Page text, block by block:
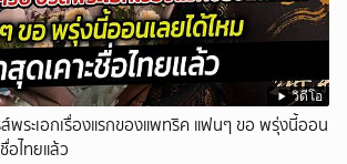
วิดีโอ
พระเอกเรื่องแรกของแพทริค แฟนๆ ขอ พรุ่งนี้ออน
อไทยแล้ว